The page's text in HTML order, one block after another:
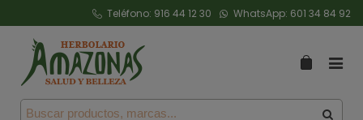
Teléfono: 916 44 12 30 WhatsApp: 601 34 84 92